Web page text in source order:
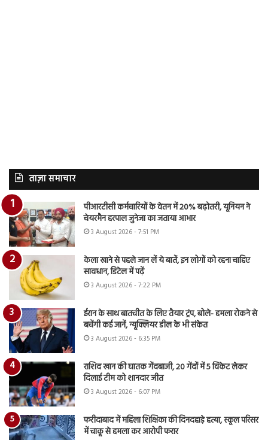
ताज़ा समाचार
पीआरटीसी कर्मचारियों के वेतन में 20% बढ़ोतरी, यूनियन ने
चेयरमैन हरपाल जुनेजा का जताया आभार
3 August 2026 - 7:51 PM
केला खाने से पहले जान लें ये बातें, इन लोगों को रहना चाहिए
सावधान, डिटेल में पढ़ें
3 August 2026 - 7:22 PM
ईरान के साथ बातचीत के लिए तैयार ट्रंप, बोले- हमला रोकने से
बचेंगी कई जानें, न्यूक्लियर डील के भी संकेत
3 August 2026 - 6:35 PM
राशिद खान की घातक गेंदबाजी, 20 गेंदों में 5 विकेट लेकर
दिलाई टीम को शानदार जीत
3 August 2026 - 6:07 PM
फरीदाबाद में महिला शिक्षिका की दिनदहाड़े हत्या, स्कूल परिसर
में चाकू से हमला कर आरोपी फरार